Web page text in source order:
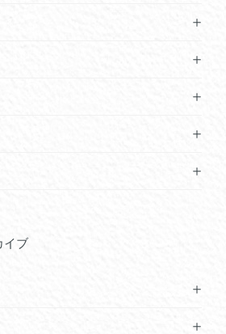
イブ